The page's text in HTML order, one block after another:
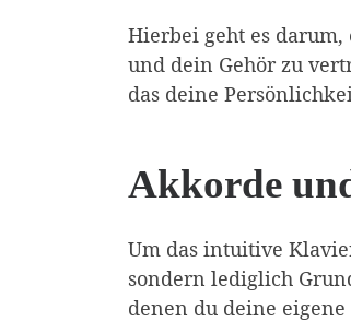
Hierbei geht es
und dein Gehör zu
das deine
Akkorde
Um das intuitive
sondern lediglich
denen du deine